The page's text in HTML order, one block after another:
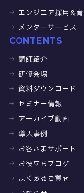
エンジニア採用＆
メンターサービス「
CONTENTS
講師紹介
研修会場
資料ダウンロード
セミナー情報
アーカイブ動画
導入事例
お客さまサポート
お役立ちブログ
よくあるご質問